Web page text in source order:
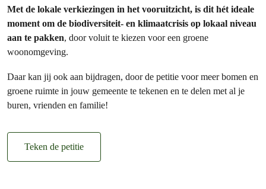
Met de lokale verkiezingen in het vooruitzicht, is dit hét ideale
moment om de biodiversiteit- en klimaatcrisis op lokaal niveau
aan te pakken, door voluit te kiezen voor een groene
woonomgeving.
Daar kan jij ook aan bijdragen, door de petitie voor meer bomen en
groene ruimte in jouw gemeente te tekenen en te delen met al je
buren, vrienden en familie!
Teken de petitie